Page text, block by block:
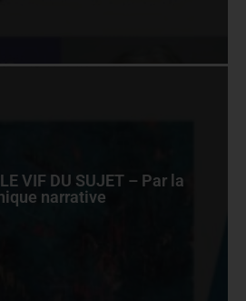
VIF DU SUJET – Par la
narrative